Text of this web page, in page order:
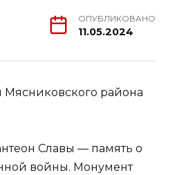
ОПУБЛИКОВАНО
11.05.2024
района
Славы — память о
войны. Монумент